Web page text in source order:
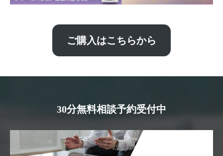
ご購入はこちらから
30分無料相談予約受付中